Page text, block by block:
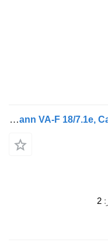
Ackermann VA-F 18/7.1e, Carrier Maxima 1000, LBW, Kamera
2